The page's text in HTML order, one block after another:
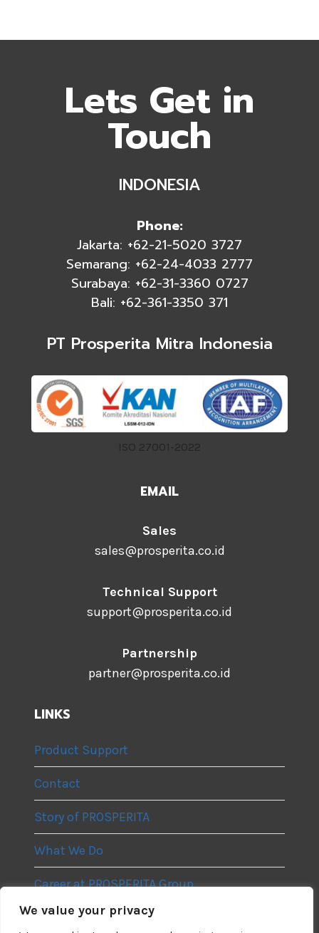
We value your privacy
Lets Get in
Touch
INDONESIA
Phone:
Jakarta: +62-21-5020 3727
Semarang: +62-24-4033 2777
Surabaya: +62-31-3360 0727
Bali: +62-361-3350 371
PT Prosperita Mitra Indonesia
ISO 27001-2022
EMAIL
Sales
sales@prosperita.co.id
Technical Support
support@prosperita.co.id
Partnership
partner@prosperita.co.id
LINKS
Product Support
Contact
Story of PROSPERITA
What We Do
Career at PROSPERITA Group
Privacy Policy